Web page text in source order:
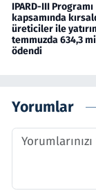
IPARD-III Programı
kapsamında
üreticiler ile
temmuzda 634,3
ödendi
Yorumlar